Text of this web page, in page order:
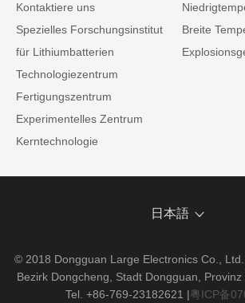
Kontaktiere uns
Spezielles Forschungsinstitut
für Lithiumbatterien
Technologiezentrum
Fertigungszentrum
Experimentelles Zentrum
Kerntechnologie
Breite
日本語
© 2018 Dongguan Large Electronics Co.,
Bezirk Dongcheng, Stadt Dongguan,
Tel. +86-769-23182621 |粤ICP备